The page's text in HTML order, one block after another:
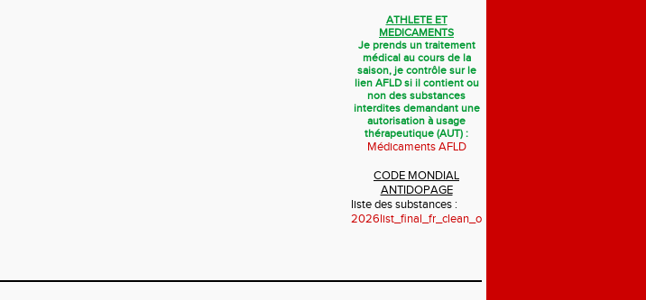
ATHLETE ET
MEDICAMENTS
Je prends un traitement
médical au cours de la
saison, je contrôle sur le
lien AFLD si il contient ou
non des substances
interdites demandant une
autorisation à usage
thérapeutique (AUT) :
Médicaments AFLD
CODE MONDIAL
ANTIDOPAGE
liste des substances :
2026list_final_fr_clean_october_2025.pdf